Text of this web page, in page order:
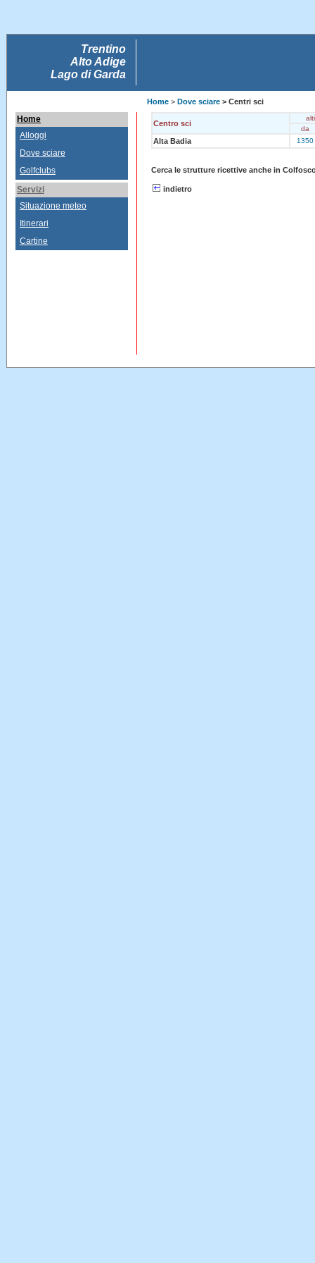
Trentino
Alto Adige
Lago di Garda
Home > Dove sciare > Centri sci
Home
Alloggi
Dove sciare
Golfclubs
Servizi
Situazione meteo
Itinerari
Cartine
Centro sci
da
Alta Badia 1350
Cerca le strutture ricettive anche in
indietro